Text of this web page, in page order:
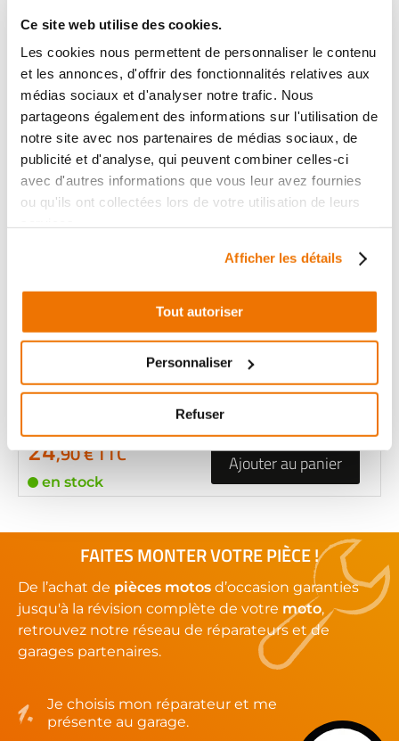
Ce site web utilise des cookies.
Les cookies nous permettent de personnaliser le contenu
et les annonces, d'offrir des fonctionnalités relatives aux
médias sociaux et d'analyser notre trafic. Nous
partageons également des informations sur l'utilisation de
notre site avec nos partenaires de médias sociaux, de
publicité et d'analyse, qui peuvent combiner celles-ci
avec d'autres informations que vous leur avez fournies
ou qu'ils ont collectées lors de votre utilisation de leurs
Afficher les détails
Tout autoriser
Personnaliser
Refuser
+ de photos
VASE EXPANSION
RÉF : 20850
SUZUKI GSR 600 600
2008 - 2009
Informations sur le véhicule
14 Ajouter au panier
VASE EXPANSION
30431
SUZUKI GSR 600 600
2008 - 2009
Informations sur le véhicule
24,90 € TTC
en stock
Ajouter au panier
FAITES MONTER VOTRE PIÈCE !
De l’achat de pièces motos d’occasion garanties
jusqu'à la révision complète de votre moto,
retrouvez notre réseau de réparateurs et de
garages partenaires.
Je choisis mon réparateur et me
présente au garage.